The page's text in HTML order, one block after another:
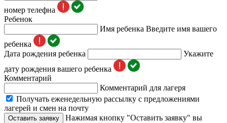
номер телефна
Ребенок
Имя ребенка Введите имя вашего
ребенка
Дата рождения ребенка
Укажите
дату рождения вашего ребенка
Комментарий
Комментарий для лагеря
Получать еженедельную рассылку с предложениями
лагерей и смен на почту
Оставить заявку
Нажимая кнопку "Оставить заявку" вы